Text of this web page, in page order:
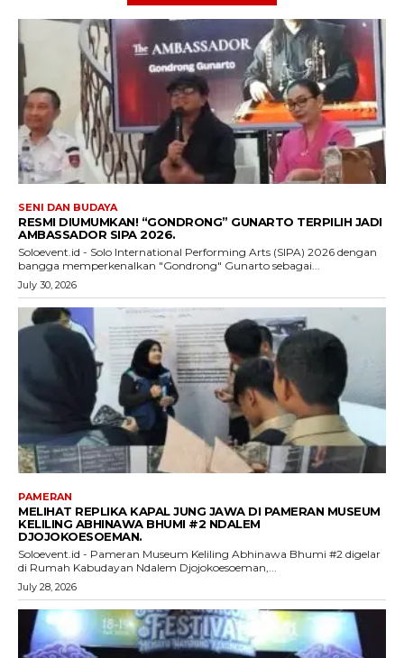
SENI DAN BUDAYA
RESMI DIUMUMKAN! “GONDRONG” GUNARTO TERPILIH JADI
AMBASSADOR SIPA 2026.
Soloevent.id - Solo International Performing Arts (SIPA) 2026 dengan
bangga memperkenalkan "Gondrong" Gunarto sebagai...
July 30, 2026
PAMERAN
MELIHAT REPLIKA KAPAL JUNG JAWA DI PAMERAN MUSEUM
KELILING ABHINAWA BHUMI #2 NDALEM
DJOJOKOESOEMAN.
Soloevent.id - Pameran Museum Keliling Abhinawa Bhumi #2 digelar
di Rumah Kabudayan Ndalem Djojokoesoeman,...
July 28, 2026